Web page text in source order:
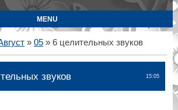
MENU
» 05» 6 целительных звуков
15:05
звуков